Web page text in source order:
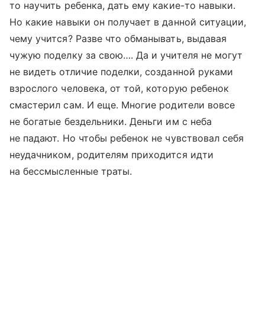
то научить ребенка, дать ему какие-то навыки.
Но какие навыки он получает в данной ситуации,
чему учится? Разве что обманывать, выдавая
чужую поделку за свою…. Да и учителя не могут
не видеть отличие поделки, созданной руками
взрослого человека, от той, которую ребенок
смастерил сам. И еще. Многие родители вовсе
не богатые бездельники. Деньги им с неба
не падают. Но чтобы ребенок не чувствовал себя
неудачником, родителям приходится идти
на бессмысленные траты.